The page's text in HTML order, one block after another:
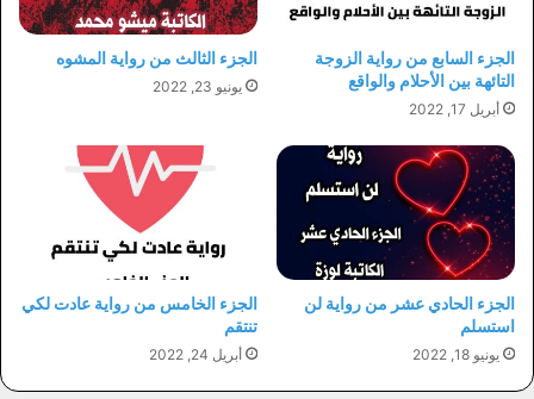
الجزء السابع من رواية الزوجة
التائهة بين الأحلام والواقع
أبريل 17, 2022
الجزء الثالث من رواية المشوه
يونيو 23, 2022
الجزء الحادي عشر من رواية لن
استسلم
يونيو 18, 2022
الجزء الخامس من رواية عادت لكي
تنتقم
أبريل 24, 2022